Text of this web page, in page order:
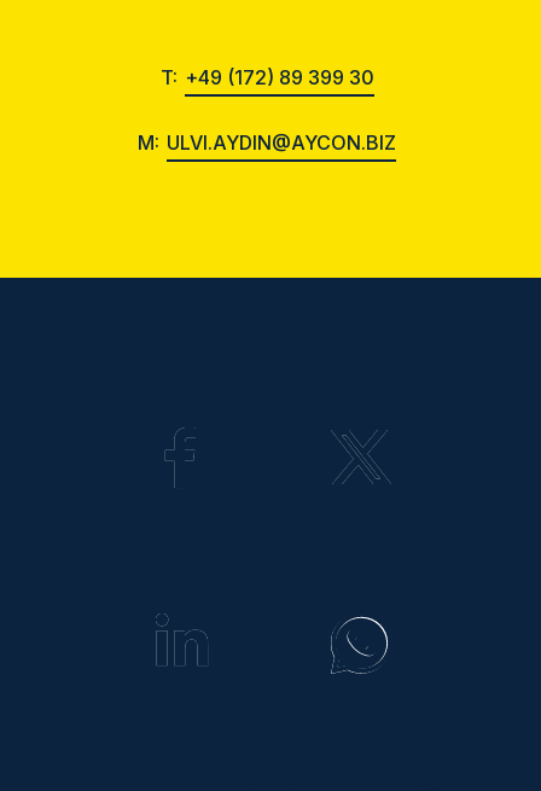
T: +49 (172) 89 399 30
M: ULVI.AYDIN@AYCON.BIZ